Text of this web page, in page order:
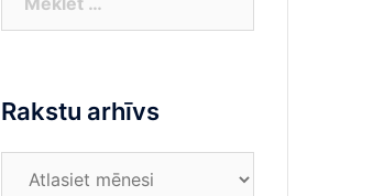
Rakstu arhīvs